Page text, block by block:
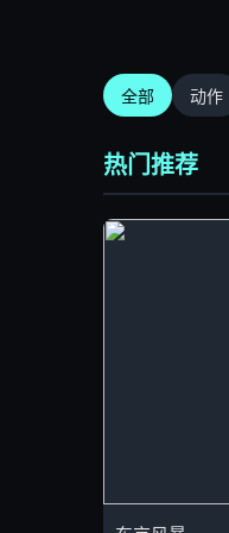
全部 动作
热门推荐